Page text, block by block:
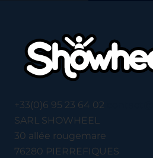
+33(0)6 95 23 64 02
SARL SHOWHEEL
30 allée rougemare
76280 PIERREFIQUES